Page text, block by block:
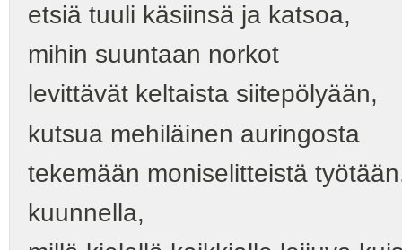
etsiä tuuli käsiinsä ja katsoa,
mihin suuntaan norkot
levittävät keltaista siitepölyään,
kutsua mehiläinen auringosta
tekemään moniselitteistä
kuunnella,